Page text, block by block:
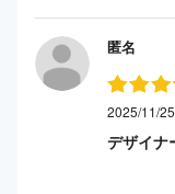
匿名
2025/11/
デザイナ